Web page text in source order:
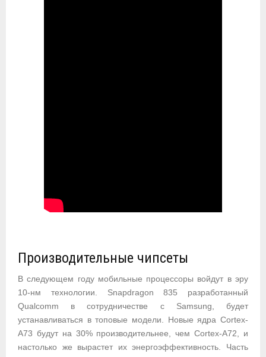
Производительные чипсеты
В следующем году мобильные процессоры войдут в эру
10-нм технологии. Snapdragon 835 разработанный
Qualcomm в сотрудничестве с Samsung, будет
устанавливаться в топовые модели. Новые ядра Cortex-
A73 будут на 30% производительнее, чем Cortex-A72, и
настолько же вырастет их энергоэффективность. Часть